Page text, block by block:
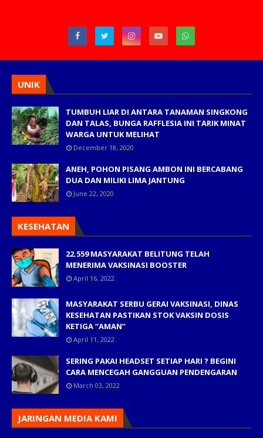
UNIK
TUMBUH LIAR DI ANTARA TANAMAN SINGKONG
DAN TALAS, BUNGA RAFFLESIA INI TARIK MINAT
WARGA UNTUK MELIHAT
December 18, 2020
ANEH, POHON PISANG AMBON INI BERCABANG
DUA DAN MILIKI LIMA JANTUNG
June 22, 2020
KESEHATAN
22.559 MASYARAKAT BELITUNG TELAH
MENERIMA VAKSINASI BOOSTER
April 16, 2022
MASYARAKAT SERBU GERAI VAKSINASI, DINAS
KESEHATAN PASTIKAN STOK VAKSIN DOSIS
KETIGA “AMAN”
April 11, 2022
SERING PAKAI HEADSET SETIAP HARI ? BEGINI
CARA MENCEGAH GANGGUAN PENDENGARAN
March 03, 2022
JARINGAN MEDIA KAMI